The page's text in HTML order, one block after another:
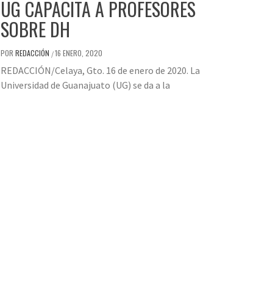
UG CAPACITA A PROFESORES
SOBRE DH
POR REDACCIÓN /16 ENERO, 2020
REDACCIÓN/Celaya, Gto. 16 de enero de 2020. La
Universidad de Guanajuato (UG) se da a la